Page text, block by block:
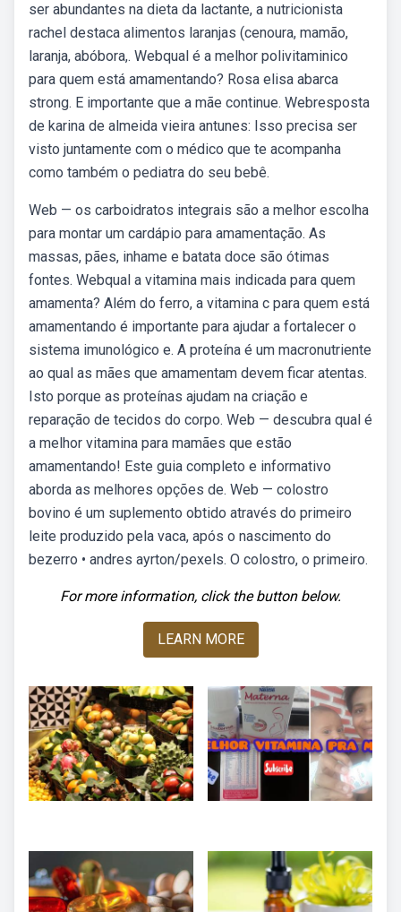
ser abundantes na dieta da lactante, a nutricionista
rachel destaca alimentos laranjas (cenoura, mamão,
laranja, abóbora,. Webqual é a melhor polivitaminico
para quem está amamentando? Rosa elisa abarca
strong. E importante que a mãe continue. Webresposta
de karina de almeida vieira antunes: Isso precisa ser
visto juntamente com o médico que te acompanha
como também o pediatra do seu bebê.
Web — os carboidratos integrais são a melhor escolha
para montar um cardápio para amamentação. As
massas, pães, inhame e batata doce são ótimas
fontes. Webqual a vitamina mais indicada para quem
amamenta? Além do ferro, a vitamina c para quem está
amamentando é importante para ajudar a fortalecer o
sistema imunológico e. A proteína é um macronutriente
ao qual as mães que amamentam devem ficar atentas.
Isto porque as proteínas ajudam na criação e
reparação de tecidos do corpo. Web — descubra qual é
a melhor vitamina para mamães que estão
amamentando! Este guia completo e informativo
aborda as melhores opções de. Web — colostro
bovino é um suplemento obtido através do primeiro
leite produzido pela vaca, após o nascimento do
bezerro • andres ayrton/pexels. O colostro, o primeiro.
For more information, click the button below.
LEARN MORE